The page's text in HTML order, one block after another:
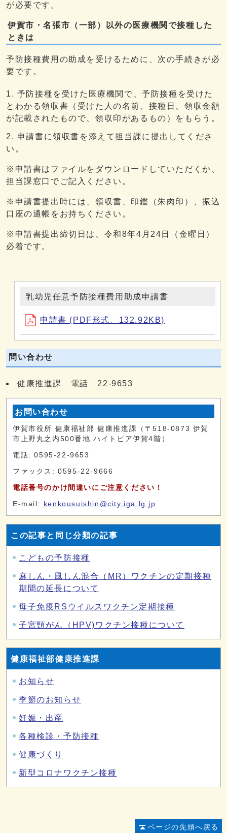
が必要です。
伊賀市・名張市（一部）以外の医療機関で接種した
ときは
予防接種費用の助成を受けるために、次の手続きが必
要です。
予防接種を受けた医療機関で、予防接種を受けた
とわかる領収書（受けた人の名前、接種日、領収金額
が記載されたもので、領収印があるもの）をもらう。
申請書に領収書を添えて担当課に提出してくださ
い。
※申請書はファイルをダウンロードしていただくか、
担当課窓口でご記入ください。
※申請書提出時には、領収書、印鑑（朱肉印）、振込
口座の通帳をお持ちください。
※申請書提出締切日は、令和8年4月24日（金曜日）
必着です。
乳幼児任意予防接種費用助成申請書
申請書 (PDF形式、132.92KB)
問い合わせ
健康推進課 電話 22-9653
お問い合わせ
伊賀市役所 健康福祉部 健康推進課（〒518-0873 伊賀
市上野丸之内500番地 ハイトピア伊賀4階）
電話: 0595-22-9653
ファックス: 0595-22-9666
電話番号のかけ間違いにご注意ください！
E-mail: kenkousuishin@city.iga.lg.jp
この記事と同じ分類の記事
こどもの予防接種
麻しん・風しん混合（MR）ワクチンの定期接種
期間の延長について
母子免疫RSウイルスワクチン定期接種
子宮頸がん（HPV)ワクチン接種について
健康福祉部健康推進課
お知らせ
季節のお知らせ
妊娠・出産
各種検診・予防接種
健康づくり
新型コロナワクチン接種
ページの先頭へ戻る